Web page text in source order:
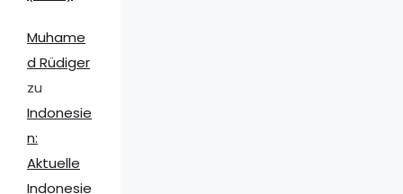
Muhame
d Rüdiger
zu
Indonesie
n:
Aktuelle
Indonesie